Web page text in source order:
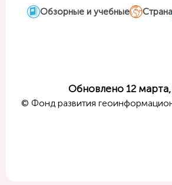
Обзорные и учебные Страна
Обновлено 12
© Фонд развития